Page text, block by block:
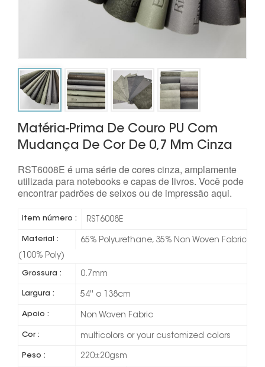
Matéria-Prima De Couro PU Com
Mudança De Cor De 0,7 Mm Cinza
RST6008E é uma série de cores cinza, amplamente
utilizada para notebooks e capas de livros. Você pode
encontrar padrões de seixos ou de impressão aqui.
item número : RST6008E
Material :
65% Polyurethane, 35% Non Woven Fabric
(100% Poly)
Grossura : 0.7mm
Largura : 54'' o 138cm
Apoio : Non Woven Fabric
Cor : multicolors or your customized colors
Peso : 220±20gsm